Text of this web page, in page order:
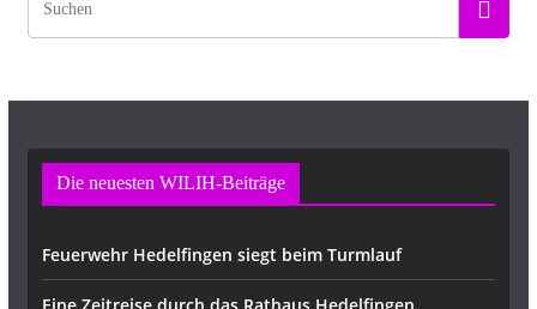
Die neuesten WILIH-Beiträge
Feuerwehr Hedelfingen siegt beim Turmlauf